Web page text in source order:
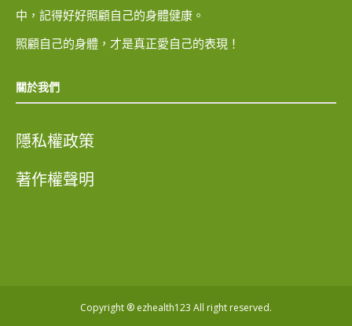
中，記得好好照顧自己的身體健康。
照顧自己的身體，才是真正愛自己的表現！
關於我們
隱私權政策
著作權聲明
Copyright ® ezhealth123 All right reserved.